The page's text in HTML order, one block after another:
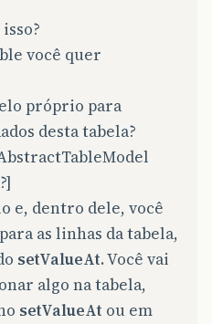
você quer
próprio para
desta tabela?
e, dentro dele, você
as linhas da tabela,
setValueAt. Você vai
algo na tabela,
setValueAt ou em